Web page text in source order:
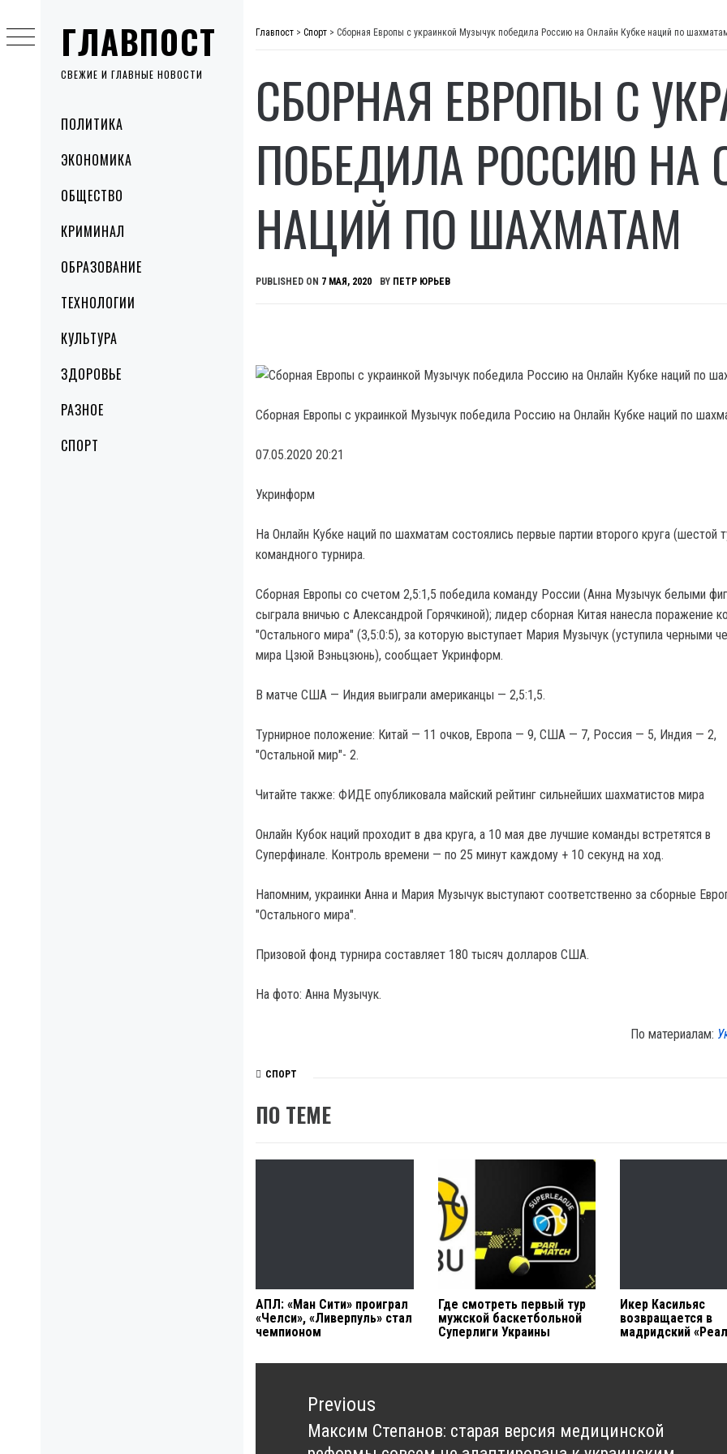
ГЛАВПОСТ
СВЕЖИЕ И ГЛАВНЫЕ НОВОСТИ
MenuПОЛИТИКА
ЭКОНОМИКА
ОБЩЕСТВО
КРИМИНАЛ
ОБРАЗОВАНИЕ
ТЕХНОЛОГИИ
КУЛЬТУРА
ЗДОРОВЬЕ
РАЗНОЕ
СПОРТ
to
content
Главпост > Спорт > Сборная Европы с украинкой Музычук победила Россию на Онлайн Кубке наций по
СБОРНАЯ ЕВРОПЫ С
ПОБЕДИЛА РОССИЮ НА
НАЦИЙ ПО ШАХМАТАМ
PUBLISHED ON 7 МАЯ, 2020 BY ПЕТР ЮРЬЕВ
Сборная Европы с украинкой Музычук победила Россию на Онлайн Кубке наций по
07.05.2020 20:21
Укринформ
На Онлайн Кубке наций по шахматам состоялись первые партии второго круга (шестой
командного турнира.
Сборная Европы со счетом 2,5:1,5 победила команду России (Анна Музычук белыми
сыграла вничью с Александрой Горячкиной); лидер сборная Китая нанесла поражение
"Остального мира" (3,5:0:5), за которую выступает Мария Музычук (уступила черными
мира Цзюй Вэньцзюнь), сообщает Укринформ.
В матче США — Индия выиграли американцы — 2,5:1,5.
Турнирное положение: Китай — 11 очков, Европа — 9, США — 7, Россия — 5, Индия — 2,
"Остальной мир"- 2.
Читайте также: ФИДЕ опубликовала майский рейтинг сильнейших шахматистов мира
Онлайн Кубок наций проходит в два круга, а 10 мая две лучшие команды встретятся в
Суперфинале. Контроль времени — по 25 минут каждому + 10 секунд на ход.
Напомним, украинки Анна и Мария Музычук выступают соответственно за сборные
"Остального мира".
Призовой фонд турнира составляет 180 тысяч долларов США.
На фото: Анна Музычук.
По материалам:
СПОРТ
ПО ТЕМЕ
АПЛ: «Ман Сити» проиграл
«Челси», «Ливерпуль» стал
чемпионом
Где смотреть первый тур
мужской баскетбольной
Суперлиги Украины
Икер Касильяс
возвращается в
мадридский
Навигация
записямPrevious
Previous
Максим Степанов: старая версия медицинской